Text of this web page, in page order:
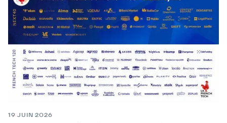
19 JUIN 2026